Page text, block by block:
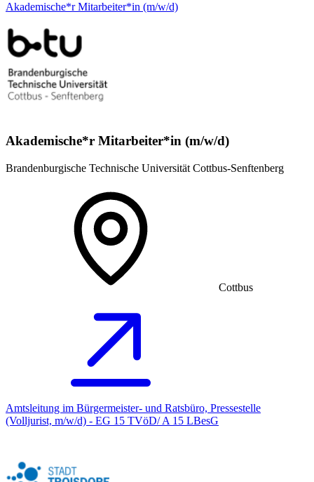
Akademische*r Mitarbeiter*in (m/w/d)
Akademische*r Mitarbeiter*in (m/w/d)
Brandenburgische Technische Universität Cottbus-Senftenberg
Cottbus
Amtsleitung im Bürgermeister- und Ratsbüro, Pressestelle
(Volljurist, m/w/d) - EG 15 TVöD/ A 15 LBesG